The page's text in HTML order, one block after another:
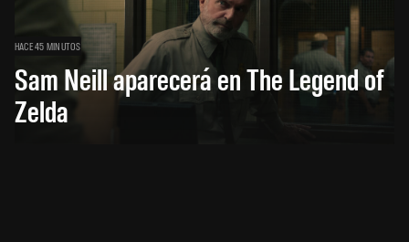
HACE 45 MINUTOS
Sam Neill aparecerá en The Legend of
Zelda